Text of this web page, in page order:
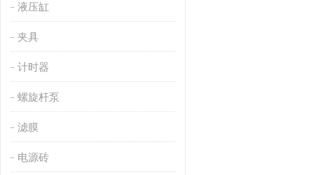
液压缸
夹具
计时器
螺旋杆泵
滤膜
电源砖